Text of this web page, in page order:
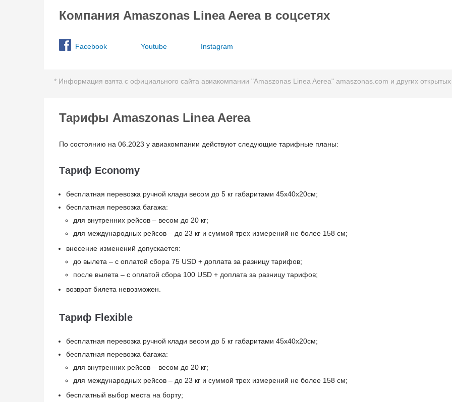
Компания Amaszonas Linea Aerea в соцсетях
Facebook Youtube Instagram
* Информация взята с официального сайта авиакомпании "Amaszonas Linea Aerea" amaszonas.com и других открытых
Тарифы Amaszonas Linea Aerea
По состоянию на 06.2023 у авиакомпании действуют следующие тарифные планы:
Тариф Economy
бесплатная перевозка ручной клади весом до 5 кг габаритами 45x40x20см;
бесплатная перевозка багажа:
для внутренних рейсов – весом до 20 кг;
для международных рейсов – до 23 кг и суммой трех измерений не более 158 см;
внесение изменений допускается:
до вылета – с оплатой сбора 75 USD + доплата за разницу тарифов;
после вылета – с оплатой сбора 100 USD + доплата за разницу тарифов;
возврат билета невозможен.
Тариф Flexible
бесплатная перевозка ручной клади весом до 5 кг габаритами 45x40x20см;
бесплатная перевозка багажа:
для внутренних рейсов – весом до 20 кг;
для международных рейсов – до 23 кг и суммой трех измерений не более 158 см;
бесплатный выбор места на борту;